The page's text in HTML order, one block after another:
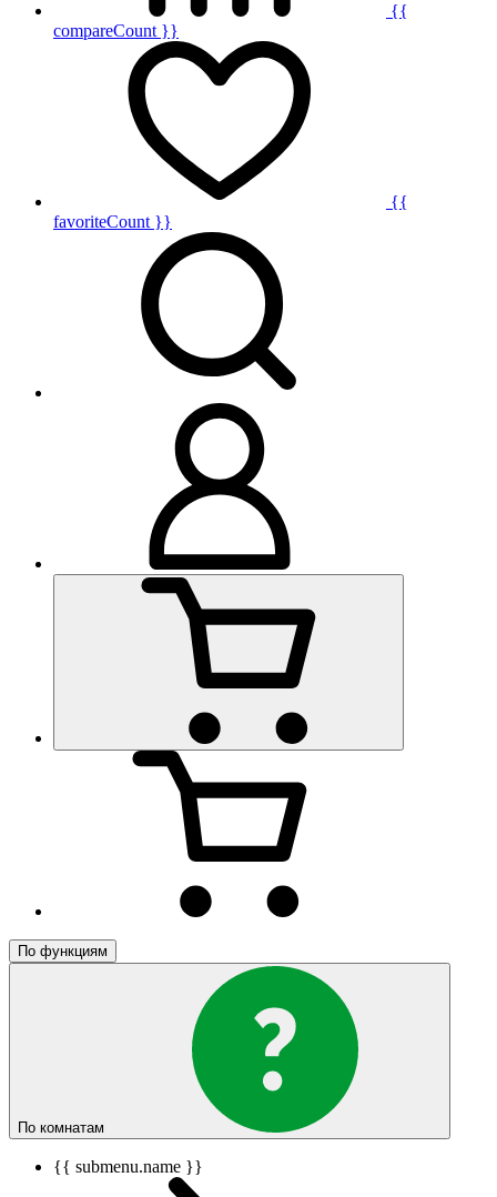
{{
compareCount }}
{{
favoriteCount }}
По функциям
По комнатам
{{ submenu.name }}